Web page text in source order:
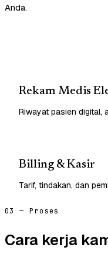
Anda.
Rekam Medis
Riwayat pasien digital,
Billing & Kasir
Tarif, tindakan, dan
03 — Proses
Cara kerja